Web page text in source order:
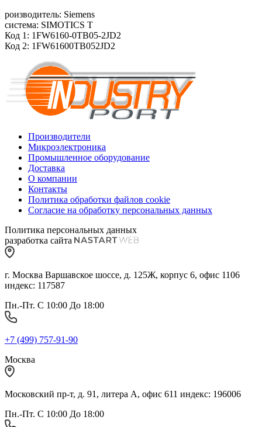
роизводитель: Siemens
система: SIMOTICS T
Код 1: 1FW6160-0TB05-2JD2
Код 2: 1FW61600TB052JD2
Производители
Микроэлектроника
Промышленное оборудование
Доставка
О компании
Контакты
Политика обработки файлов cookie
Согласие на обработку персональных данных
Политика персональных данных
разработка сайта
г. Москва Варшавское шоссе, д. 125Ж, корпус 6, офис 1106
индекс: 117587
Пн.-Пт. С 10:00 До 18:00
+7 (499) 757-91-90
Москва
Московский пр-т, д. 91, литера А, офис 611 индекс: 196006
Пн.-Пт. С 10:00 До 18:00